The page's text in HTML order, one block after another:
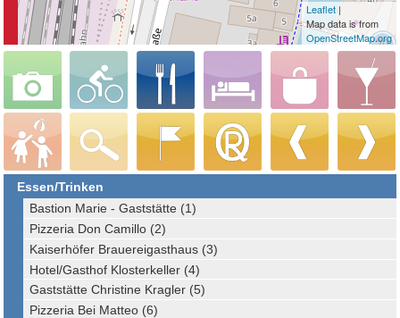
Leaflet|
Map data is from
OpenStreetMap.org
Essen/Trinken
Bastion Marie - Gaststätte (1)
Pizzeria Don Camillo (2)
Kaiserhöfer Brauereigasthaus (3)
Hotel/Gasthof Klosterkeller (4)
Gaststätte Christine Kragler (5)
Pizzeria Bei Matteo (6)